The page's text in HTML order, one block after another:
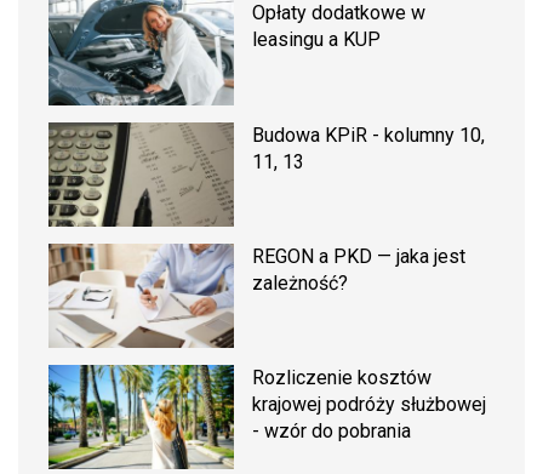
Opłaty dodatkowe w
leasingu a KUP
Budowa KPiR - kolumny 10,
11, 13
REGON a PKD — jaka jest
zależność?
Rozliczenie kosztów
krajowej podróży służbowej
- wzór do pobrania